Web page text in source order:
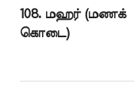
108. மஹர் (மணக்
கொடை)